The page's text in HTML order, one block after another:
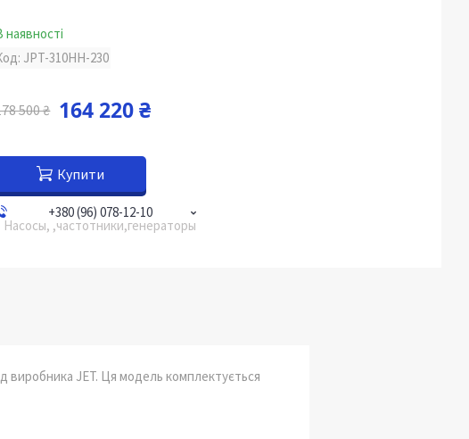
наявності
JPT-310HH-230
500 ₴ 164 220 ₴
Купити
+380 (96) 078-12-10
Насосы, ,частотники,генераторы
виробника JET. Ця модель комплектується